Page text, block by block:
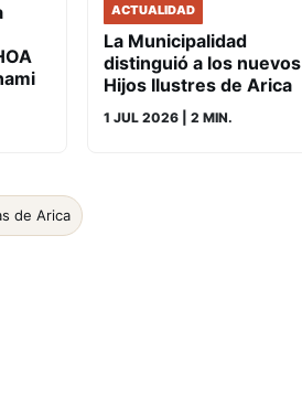
ACTUALIDAD
La Municipalidad
distinguió a los nuevos
Hijos Ilustres de Arica
1 JUL 2026 | 2 MIN.
de Arica